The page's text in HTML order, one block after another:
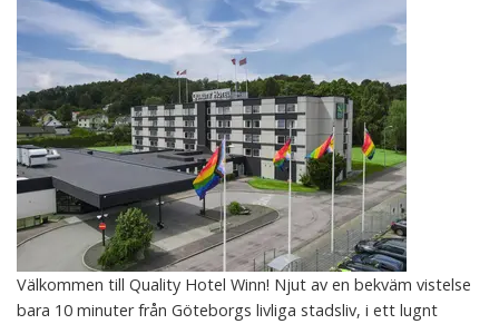
Välkommen till Quality Hotel Winn! Njut av en bekväm vistelse
bara 10 minuter från Göteborgs livliga stadsliv, i ett lugnt